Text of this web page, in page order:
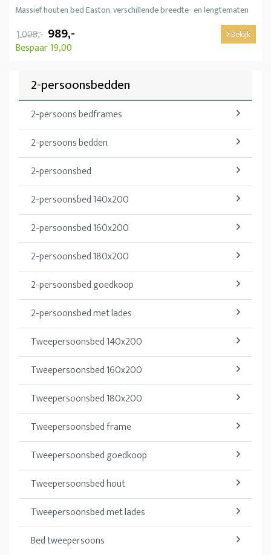
Massief houten bed Easton, verschillende breedte- en lengtematen
1.008,- 989,-
Bespaar 19,00
Bekijk
2-persoonsbedden
2-persoons bedframes
2-persoons bedden
2-persoonsbed
2-persoonsbed 140x200
2-persoonsbed 160x200
2-persoonsbed 180x200
2-persoonsbed goedkoop
2-persoonsbed met lades
Tweepersoonsbed 140x200
Tweepersoonsbed 160x200
Tweepersoonsbed 180x200
Tweepersoonsbed frame
Tweepersoonsbed goedkoop
Tweepersoonsbed hout
Tweepersoonsbed met lades
Bed tweepersoons